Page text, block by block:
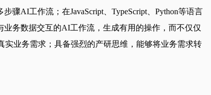
AI工作流；在JavaScript、TypeScript、Python等语言
务数据交互的AI工作流，生成有用的操作，而不仅仅
实业务需求；具备强烈的产研思维，能够将业务需求转